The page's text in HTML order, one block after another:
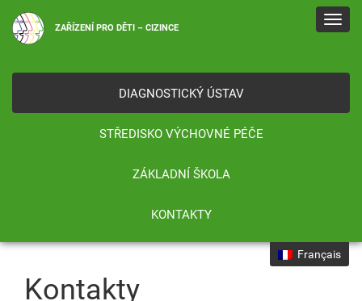
ZAŘÍZENÍ PRO DĚTI – CIZINCE
DIAGNOSTICKÝ ÚSTAV
STŘEDISKO VÝCHOVNÉ PÉČE
ZÁKLADNÍ ŠKOLA
KONTAKTY
Français
Kontakty